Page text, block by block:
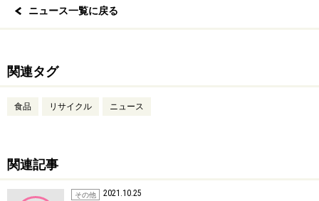
ニュース一覧に戻る
関連タグ
食品 リサイクル ニュース
関連記事
その他 2021.10.25